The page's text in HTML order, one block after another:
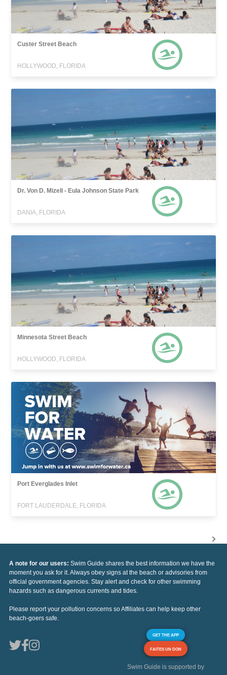
Custer Street Beach
HOLLYWOOD, FLORIDA
Dr. Von D. Mizell - Eula Johnson State Park
DANIA, FLORIDA
Minnesota Street Beach
HOLLYWOOD, FLORIDA
Port Everglades Inlet
FORT LAUDERDALE, FLORIDA
A note for our users: Swim Guide shares the best information we have the
moment you ask for it. Always obey signs at the beach or advisories from
official government agencies. Stay alert and check for other swimming
hazards such as dangerous currents and tides.
Please report your pollution concerns so Affiliates can help keep other
beach-goers safe.
GET THE APP
FAITES UN DON
Swim Guide is supported by